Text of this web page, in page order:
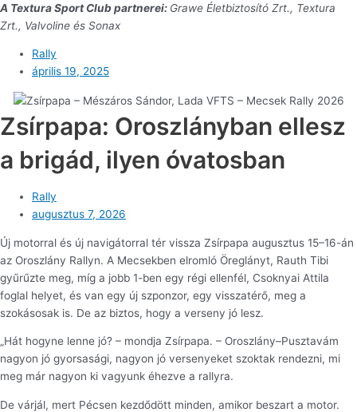
A Textura Sport Club partnerei: Grawe Életbiztosító Zrt., Textura
Zrt., Valvoline és Sonax
Rally
április 19, 2025
Zsírpapa: Oroszlányban ellesz
a brigád, ilyen óvatosban
Rally
augusztus 7, 2026
Új motorral és új navigátorral tér vissza Zsírpapa augusztus 15–16-án
az Oroszlány Rallyn. A Mecsekben elromló Öreglányt, Rauth Tibi
gyűrűzte meg, míg a jobb 1-ben egy régi ellenfél, Csoknyai Attila
foglal helyet, és van egy új szponzor, egy visszatérő, meg a
szokásosak is. De az biztos, hogy a verseny jó lesz.
„Hát hogyne lenne jó? – mondja Zsírpapa. – Oroszlány–Pusztavám
nagyon jó gyorsasági, nagyon jó versenyeket szoktak rendezni, mi
meg már nagyon ki vagyunk éhezve a rallyra.
De várjál, mert Pécsen kezdődött minden, amikor beszart a motor.